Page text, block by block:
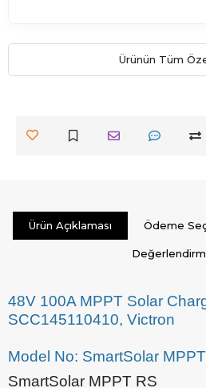
Ürünün Tüm
Ürün Açıklaması Ödeme
48V 100A MPPT Solar
SCC145110410, Victron
Model No: SmartSolar
SmartSolar MPPT RS